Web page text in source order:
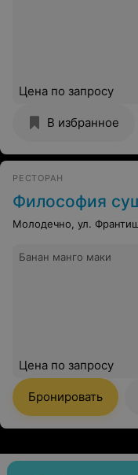
Цена по запросу
В избранное
РЕСТОРАН
Философия
Молодечно, ул.
Банан манго маки
Цена по запросу
Бронировать